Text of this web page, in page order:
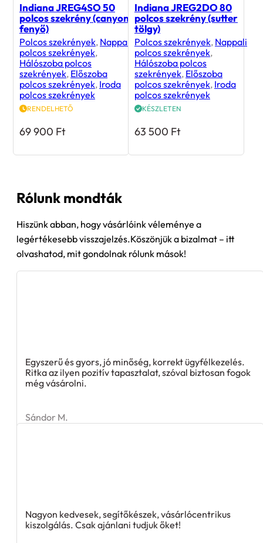
Indiana JREG4SO 50
polcos szekrény (canyon
fenyő)
Polcos szekrények, Nappali
polcos szekrények,
Hálószoba polcos
szekrények, Előszoba
polcos szekrények, Iroda
polcos szekrények
RENDELHETŐ
69 900 Ft
Indiana JREG2DO 80
polcos szekrény (sutter
tölgy)
Polcos szekrények, Nappali
polcos szekrények,
Hálószoba polcos
szekrények, Előszoba
polcos szekrények, Iroda
polcos szekrények
KÉSZLETEN
63 500 Ft
Rólunk mondták
Hiszünk abban, hogy vásárlóink véleménye a
legértékesebb visszajelzés.Köszönjük a bizalmat – itt
olvashatod, mit gondolnak rólunk mások!
Egyszerű és gyors, jó minőség, korrekt ügyfélkezelés.
Ritka az ilyen pozitív tapasztalat, szóval biztosan fogok
még vásárolni.
Sándor M.
Nagyon kedvesek, segítőkészek, vásárlócentrikus
kiszolgálás. Csak ajánlani tudjuk őket!